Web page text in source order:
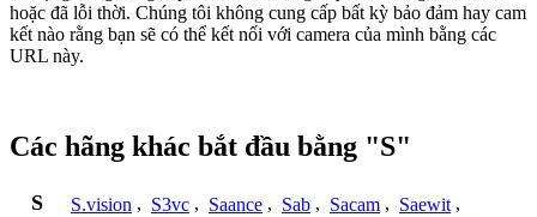
hoặc đã lỗi thời. Chúng tôi không cung cấp bất kỳ bảo đảm hay cam
kết nào rằng bạn sẽ có thể kết nối với camera của mình bằng các
URL này.
Các hãng khác bắt đầu bằng "S"
S S.vision , S3vc , Saance , Sab , Sacam , Saewit ,